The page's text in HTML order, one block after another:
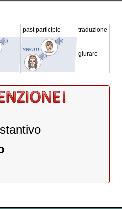
past participle traduzione
sworn
giurare